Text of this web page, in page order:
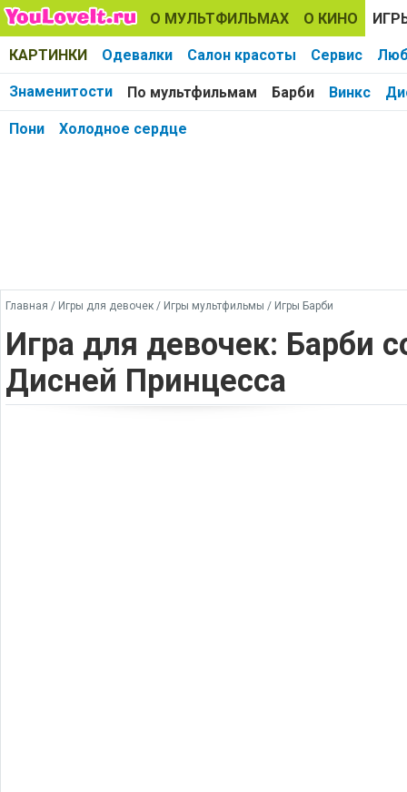
О МУЛЬТФИЛЬМАХ О КИНО
КАРТИНКИ Одевалки Салон красоты Сервис
Знаменитости По мультфильмам Барби Винкс
Пони Холодное сердце
Главная / Игры для девочек / Игры мультфильмы / Игры Барби
Игра для девочек: Барби
Дисней Принцесса